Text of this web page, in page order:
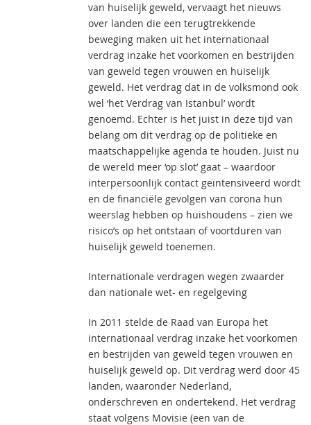
van huiselijk geweld, vervaagt het nieuws
over landen die een terugtrekkende
beweging maken uit het internationaal
verdrag inzake het voorkomen en bestrijden
van geweld tegen vrouwen en huiselijk
geweld. Het verdrag dat in de volksmond ook
wel ‘het Verdrag van Istanbul’ wordt
genoemd. Echter is het juist in deze tijd van
belang om dit verdrag op de politieke en
maatschappelijke agenda te houden. Juist nu
de wereld meer ‘op slot’ gaat – waardoor
interpersoonlijk contact geïntensiveerd wordt
en de financiële gevolgen van corona hun
weerslag hebben op huishoudens – zien we
risico’s op het ontstaan of voortduren van
huiselijk geweld toenemen.
Internationale verdragen wegen zwaarder
dan nationale wet- en regelgeving
In 2011 stelde de Raad van Europa het
internationaal verdrag inzake het voorkomen
en bestrijden van geweld tegen vrouwen en
huiselijk geweld op. Dit verdrag werd door 45
landen, waaronder Nederland,
onderschreven en ondertekend. Het verdrag
staat volgens Movisie (een van de